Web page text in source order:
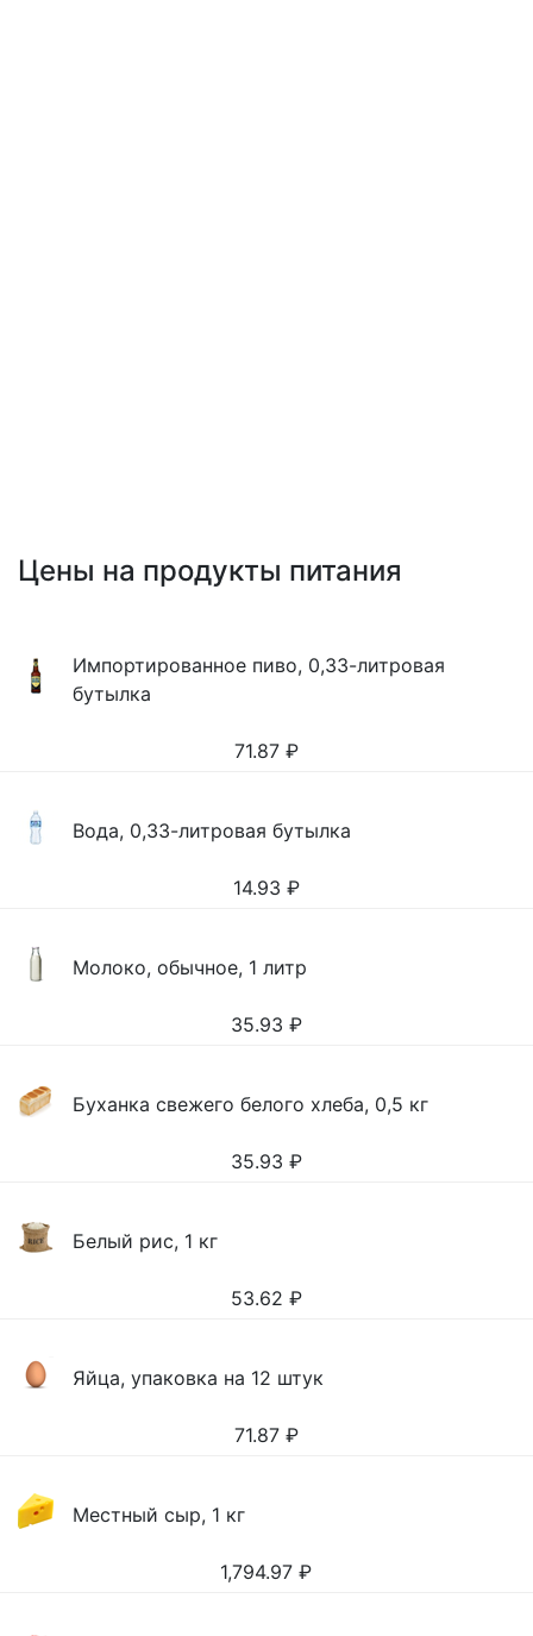
Цены на продукты питания
Импортированное пиво, 0,33-литровая
бутылка
71.87 ₽
Вода, 0,33-литровая бутылка
14.93 ₽
Молоко, обычное, 1 литр
35.93 ₽
Буханка свежего белого хлеба, 0,5 кг
35.93 ₽
Белый рис, 1 кг
53.62 ₽
Яйца, упаковка на 12 штук
71.87 ₽
Местный сыр, 1 кг
1,794.97 ₽